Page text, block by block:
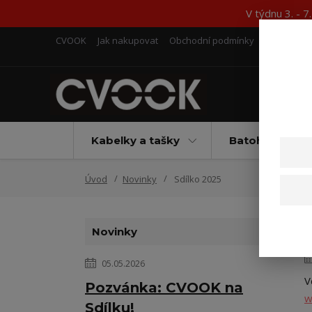
V týdnu 3. -
CVOOK Jak nakupovat Obchodní podmínky
Kabelky a tašky Batohy
Úvod Novinky Sdílko 2025
Novinky
05.05.2026
Pozvánka: CVOOK na
Sdílku!